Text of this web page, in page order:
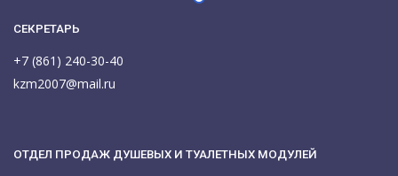
СЕКРЕТАРЬ
+7 (861) 240-30-40
kzm2007@mail.ru
ОТДЕЛ ПРОДАЖ ДУШЕВЫХ И ТУАЛЕТНЫХ МОДУЛЕЙ